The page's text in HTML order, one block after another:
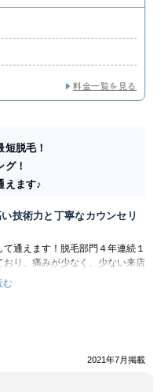
料金一覧を見る
脱毛！
！
えます♪
技術力と丁寧なカウンセリ
通えます！脱毛部門４年連続１
り、痛みが少なく、少ない来店
スタッフの技術力にも自信があ
わせた最適な施術を務めている
て施術を受けられます。女性ス
から多くのご紹介をいただいて
む
2021年7月掲載